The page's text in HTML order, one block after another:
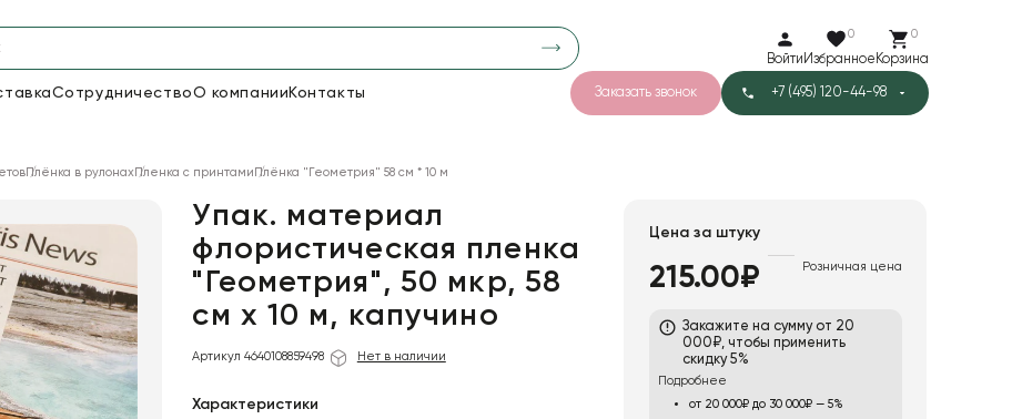
Войти
0
Избранное
0
Корзина
СотрудничествоО компании Контакты Заказать звонок +7 (495) 120-44-98
18
Сетка6
Плёнка в рулонахПленка с принтами Плёнка "Геометрия" 58 см * 10 м
Упак. материал
флористическая пленка
"Геометрия", 50 мкр, 58
см х 10 м, капучино
Артикул 4640108859498 Нет в наличии
Характеристики
Цена за штуку
215.00₽ Розничная цена
Закажите на сумму от 20
000₽, чтобы применить
скидку 5%
Подробнее
от 20 000₽ до 30 000₽ — 5%